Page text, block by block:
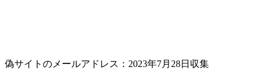
偽サイトのメールアドレス：2023年7月28日収集